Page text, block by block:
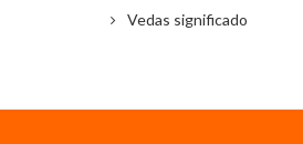
Vedas significado